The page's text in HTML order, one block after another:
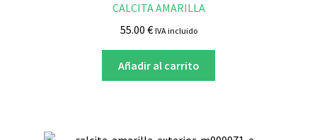
CALCITA AMARILLA
55.00 € IVA incluido
Añadir al carrito